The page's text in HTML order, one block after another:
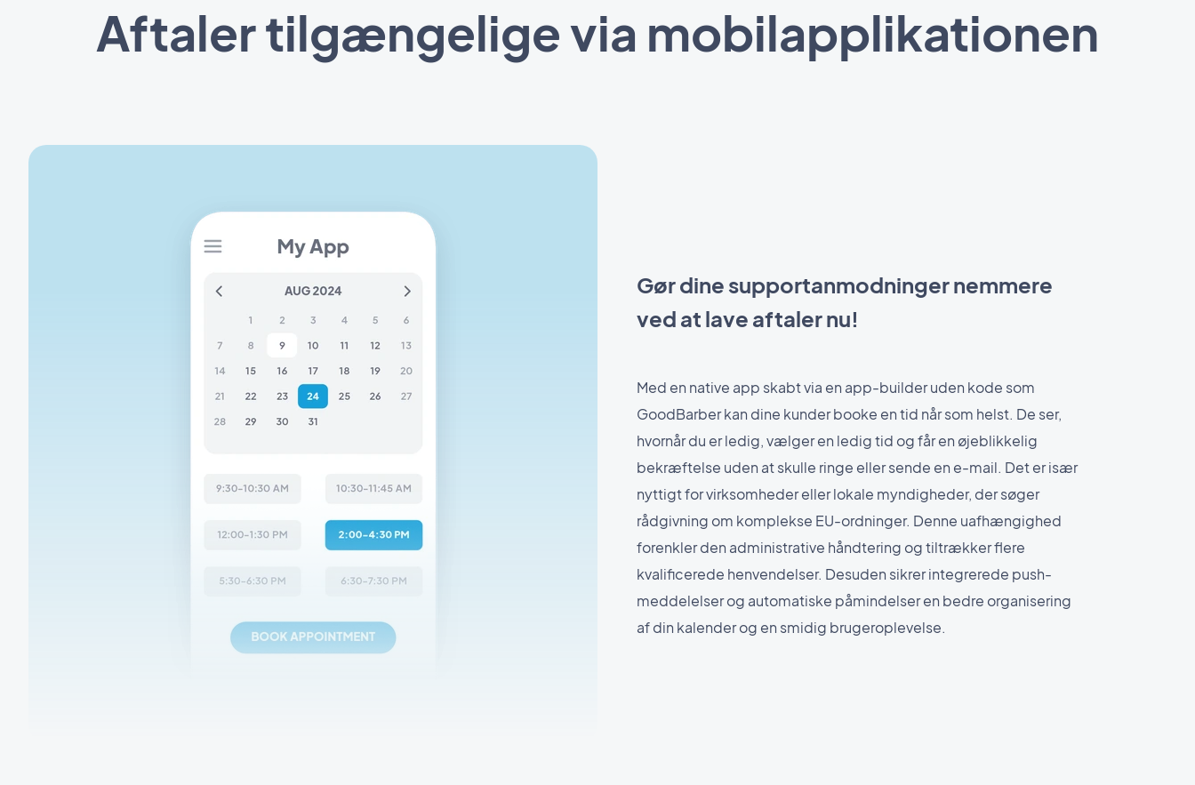
Aftaler tilgængelige via mobilapplikationen
Gør dine supportanmodninger nemmere
ved at lave aftaler nu!
Med en native app skabt via en app-builder uden kode som
GoodBarber kan dine kunder booke en tid når som helst. De ser,
hvornår du er ledig, vælger en ledig tid og får en øjeblikkelig
bekræftelse uden at skulle ringe eller sende en e-mail. Det er især
nyttigt for virksomheder eller lokale myndigheder, der søger
rådgivning om komplekse EU-ordninger. Denne uafhængighed
forenkler den administrative håndtering og tiltrækker flere
kvalificerede henvendelser. Desuden sikrer integrerede push-
meddelelser og automatiske påmindelser en bedre organisering
af din kalender og en smidig brugeroplevelse.